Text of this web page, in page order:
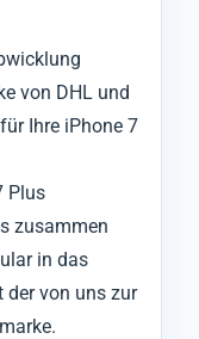
von DHL und
Ihre iPhone 7
Plus
zusammen
in das
der von uns zur